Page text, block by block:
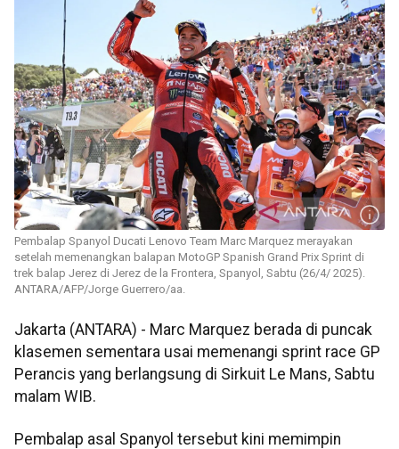
Pembalap Spanyol Ducati Lenovo Team Marc Marquez merayakan
setelah memenangkan balapan MotoGP Spanish Grand Prix Sprint di
trek balap Jerez di Jerez de la Frontera, Spanyol, Sabtu (26/4/ 2025).
ANTARA/AFP/Jorge Guerrero/aa.
Jakarta (ANTARA) - Marc Marquez berada di puncak
klasemen sementara usai memenangi sprint race GP
Perancis yang berlangsung di Sirkuit Le Mans, Sabtu
malam WIB.
Pembalap asal Spanyol tersebut kini memimpin